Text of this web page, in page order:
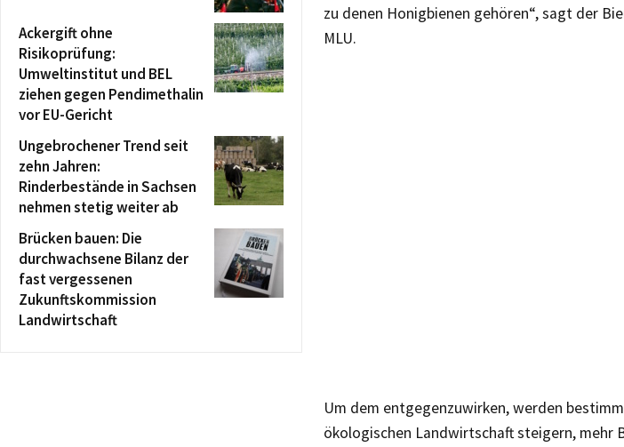
zu denen Honigbienen gehören“, sagt der
MLU.
Um dem entgegenzuwirken, werden
ökologischen Landwirtschaft steigern, mehr
Ackergift ohne
Risikoprüfung:
Umweltinstitut und BEL
ziehen gegen Pendimethalin
vor EU-Gericht
Ungebrochener Trend seit
zehn Jahren:
Rinderbestände in Sachsen
nehmen stetig weiter ab
Brücken bauen: Die
durchwachsene Bilanz der
fast vergessenen
Zukunftskommission
Landwirtschaft